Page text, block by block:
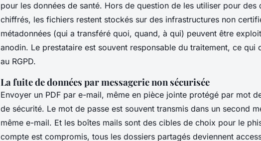
pour les données de santé. Hors de question de les utiliser pour des
chiffrés, les fichiers restent stockés sur des infrastructures non
métadonnées (qui a transféré quoi, quand, à qui) peuvent être
anodin. Le prestataire est souvent responsable du traitement, ce qui
au RGPD.
La fuite de données par messagerie non sécurisée
Envoyer un PDF par e-mail, même en pièce jointe protégé par mot
de sécurité. Le mot de passe est souvent transmis dans un second
même e-mail. Et les boîtes mails sont des cibles de choix pour le
compte est compromis, tous les dossiers partagés deviennent